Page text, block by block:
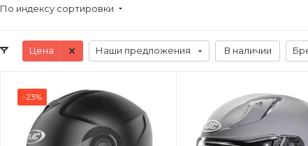
По индексу сортировки
Цена Наши предложения В наличии
-23%